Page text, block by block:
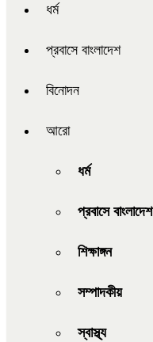
ধর্ম
প্রবাসে বাংলাদেশ
বিনোদন
আরো
ধর্ম
প্রবাসে বাংলাদেশ
শিক্ষাঙ্গন
সম্পাদকীয়
স্বাস্থ্য